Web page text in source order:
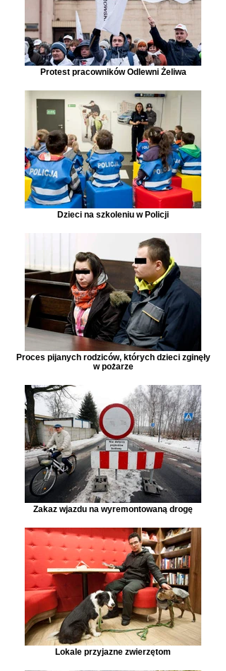
Protest pracowników Odlewni Żeliwa
Dzieci na szkoleniu w Policji
Proces pijanych rodziców, których dzieci zginęły
w pożarze
Zakaz wjazdu na wyremontowaną drogę
Lokale przyjazne zwierzętom